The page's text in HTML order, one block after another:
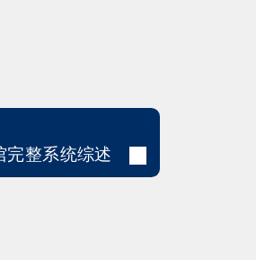
完整系统综述